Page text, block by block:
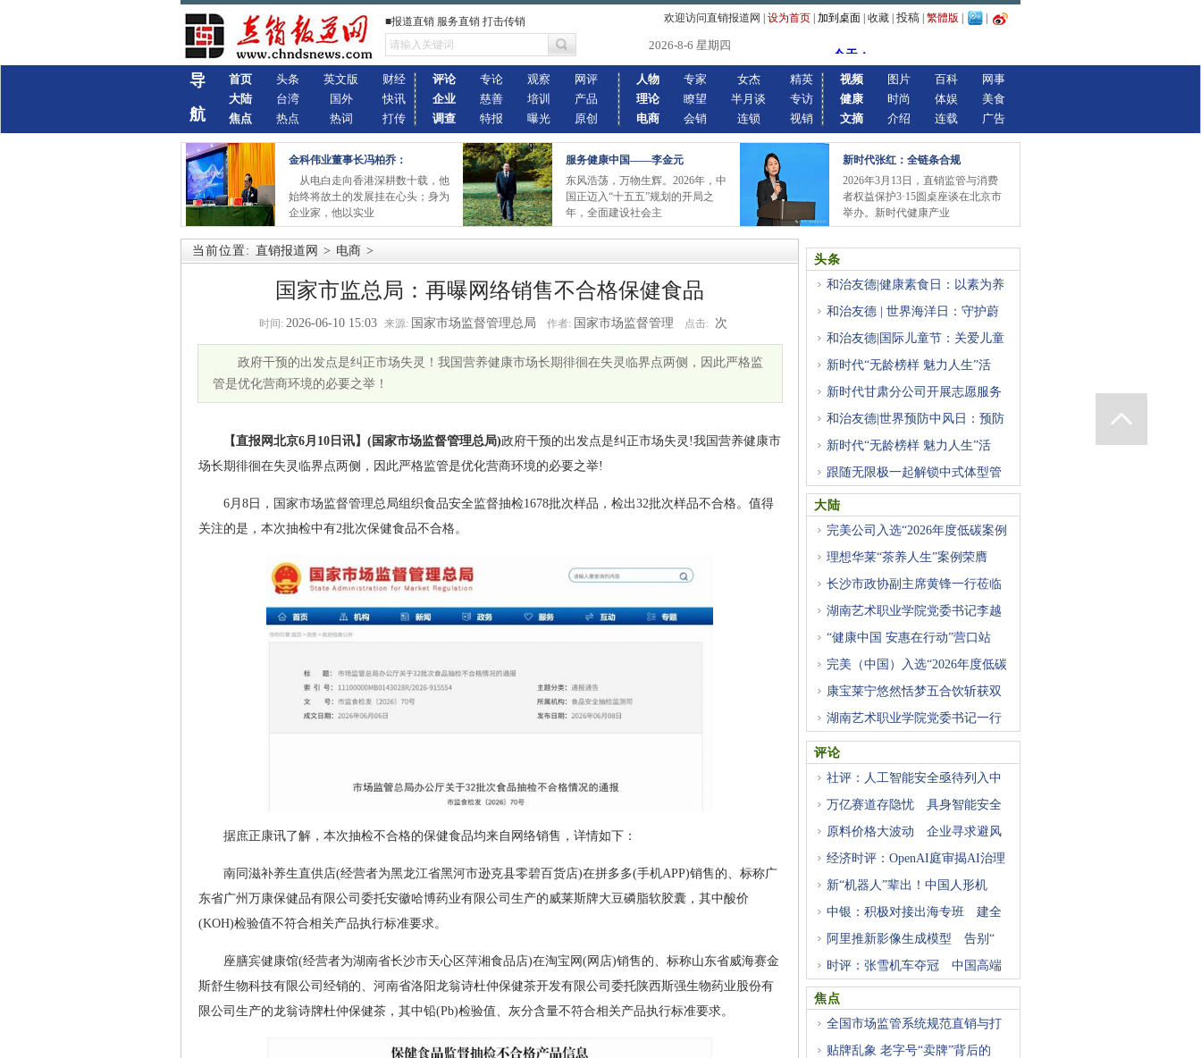
■报道直销 服务直销 打击传销 欢迎访问直销报道网 设为首页 加到桌面 收藏 投稿 繁體版
2026-8-6 星期四
导
航
首页
大陆
焦点
头条
台湾
热点
英文版
国外
热词
财经
快讯
打传
评论
企业
调查
专论
慈善
特报
观察
培训
曝光
网评
产品
原创
人物
理论
电商
专家
瞭望
会销
女杰
半月谈
连锁
精英
专访
视销
视频
健康
文摘
图片
时尚
介绍
百科
体娱
连载
网事
美食
广告
金科伟业董事长冯柏乔：
从电白走向香港深耕数十载，他
始终将故土的发展挂在心头；身为
企业家，他以实业
服务健康中国——李金元
东风浩荡，万物生辉。2026年，中
国正迈入“十五五”规划的开局之
年，全面建设社会主
新时代张红：全链条合规
2026年3月13日，直销监管与消费
者权益保护3·15圆桌座谈在北京市
举办。新时代健康产业
当前位置: 直销报道网 > 电商 >
国家市监总局：再曝网络销售不合格保健食品
时间: 2026-06-10 15:03 来源: 国家市场监督管理总局 作者: 国家市场监督管理 点击: 次
政府干预的出发点是纠正市场失灵！我国营养健康市场长期徘徊在失灵临界点两侧，因此严格监
管是优化营商环境的必要之举！
【直报网北京6月10日讯】(国家市场监督管理总局)政府干预的出发点是纠正市场失灵!我国营养健康市
场长期徘徊在失灵临界点两侧，因此严格监管是优化营商环境的必要之举!
6月8日，国家市场监督管理总局组织食品安全监督抽检1678批次样品，检出32批次样品不合格。值得
关注的是，本次抽检中有2批次保健食品不合格。
据庶正康讯了解，本次抽检不合格的保健食品均来自网络销售，详情如下：
南同滋补养生直供店(经营者为黑龙江省黑河市逊克县零碧百货店)在拼多多(手机APP)销售的、标称广
东省广州万康保健品有限公司委托安徽哈博药业有限公司生产的威莱斯牌大豆磷脂软胶囊，其中酸价
(KOH)检验值不符合相关产品执行标准要求。
座膳宾健康馆(经营者为湖南省长沙市天心区萍湘食品店)在淘宝网(网店)销售的、标称山东省威海赛金
斯舒生物科技有限公司经销的、河南省洛阳龙翁诗杜仲保健茶开发有限公司委托陕西斯强生物药业股份有
限公司生产的龙翁诗牌杜仲保健茶，其中铅(Pb)检验值、灰分含量不符合相关产品执行标准要求。
头条
和治友德|健康素食日：以素为养
和治友德 | 世界海洋日：守护蔚
和治友德|国际儿童节：关爱儿童
新时代“无龄榜样 魅力人生”活
新时代甘肃分公司开展志愿服务
和治友德|世界预防中风日：预防
新时代“无龄榜样 魅力人生”活
跟随无限极一起解锁中式体型管
大陆
完美公司入选“2026年度低碳案例
理想华莱“茶养人生”案例荣膺
长沙市政协副主席黄锋一行莅临
湖南艺术职业学院党委书记李越
“健康中国 安惠在行动”营口站
完美（中国）入选“2026年度低碳
康宝莱宁悠然恬梦五合饮斩获双
湖南艺术职业学院党委书记一行
评论
社评：人工智能安全亟待列入中
万亿赛道存隐忧 具身智能安全
原料价格大波动 企业寻求避风
经济时评：OpenAI庭审揭AI治理
新“机器人”辈出！中国人形机
中银：积极对接出海专班 建全
阿里推新影像生成模型 告别“
时评：张雪机车夺冠 中国高端
焦点
全国市场监管系统规范直销与打
贴牌乱象 老字号“卖牌”背后的